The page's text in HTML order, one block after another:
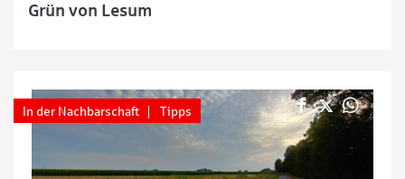
Grün von Lesum
In der Nachbarschaft Tipps